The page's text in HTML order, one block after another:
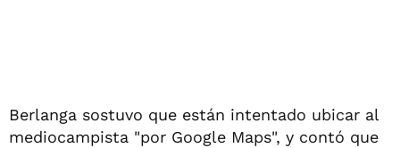
Berlanga sostuvo que están intentado ubicar al
mediocampista "por Google Maps", y contó que